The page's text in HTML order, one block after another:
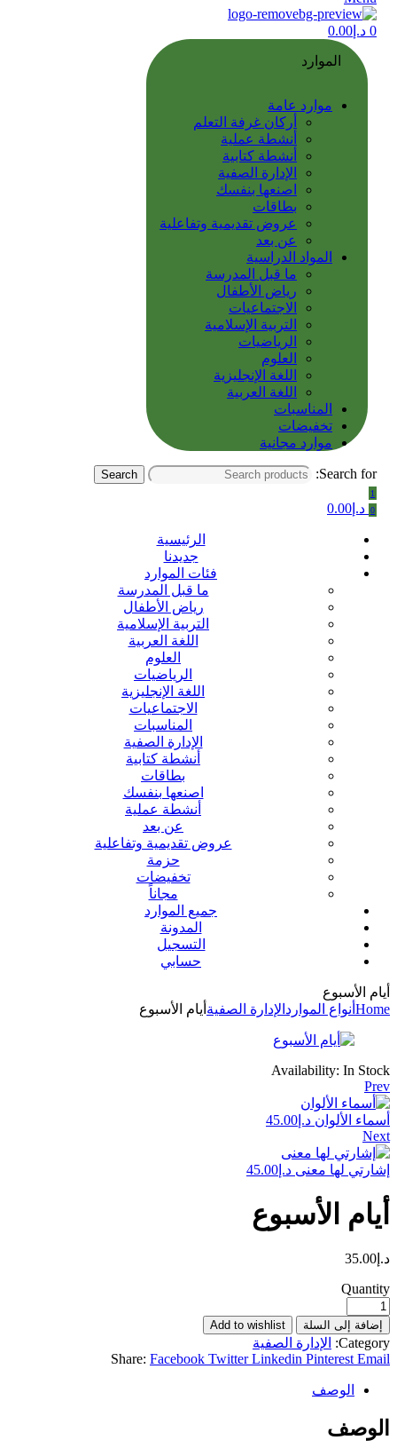
0 د.إ 0.00
الموارد
موارد عامة
أركان غرفة التعلم
أنشطة عملية
أنشطة كتابية
الإدارة الصفية
اصنعها بنفسك
بطاقات
عروض تقديمية وتفاعلية
عن بعد
المواد الدراسية
ما قبل المدرسة
رياض الأطفال
الاجتماعيات
التربية الإسلامية
الرياضيات
العلوم
اللغة الإنجليزية
اللغة العربية
المناسبات
تخفيضات
موارد مجانية
Search for:
Search
1
0 د.إ 0.00
الرئيسية
جديدنا
فئات الموارد
ما قبل المدرسة
رياض الأطفال
التربية الإسلامية
اللغة العربية
العلوم
الرياضيات
اللغة الإنجليزية
الاجتماعيات
المناسبات
الإدارة الصفية
أنشطة كتابية
بطاقات
اصنعها بنفسك
أنشطة عملية
عن بعد
عروض تقديمية وتفاعلية
حزمة
تخفيضات
مجاناً
جميع الموارد
المدونة
التسجيل
حسابي
أيام الأسبوع
Home أنواع الموارد الإدارة الصفية أيام الأسبوع
Availability: In Stock
Prev
أسماء الألوان د.إ 45.00
Next
إشارتي لها معنى د.إ 45.00
أيام الأسبوع
د.إ 35.00
Quantity
إضافة إلى السلة Add to wishlist
Category:
الإدارة الصفية
Share: Facebook Twitter Linkedin Pinterest Email
الوصف
الوصف